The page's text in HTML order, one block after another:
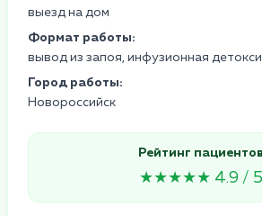
выезд на дом
Формат работы:
вывод из запоя, инфузионная
Город работы:
Новороссийск
Рейтинг пациентов
★★★★★ 4.9 / 5